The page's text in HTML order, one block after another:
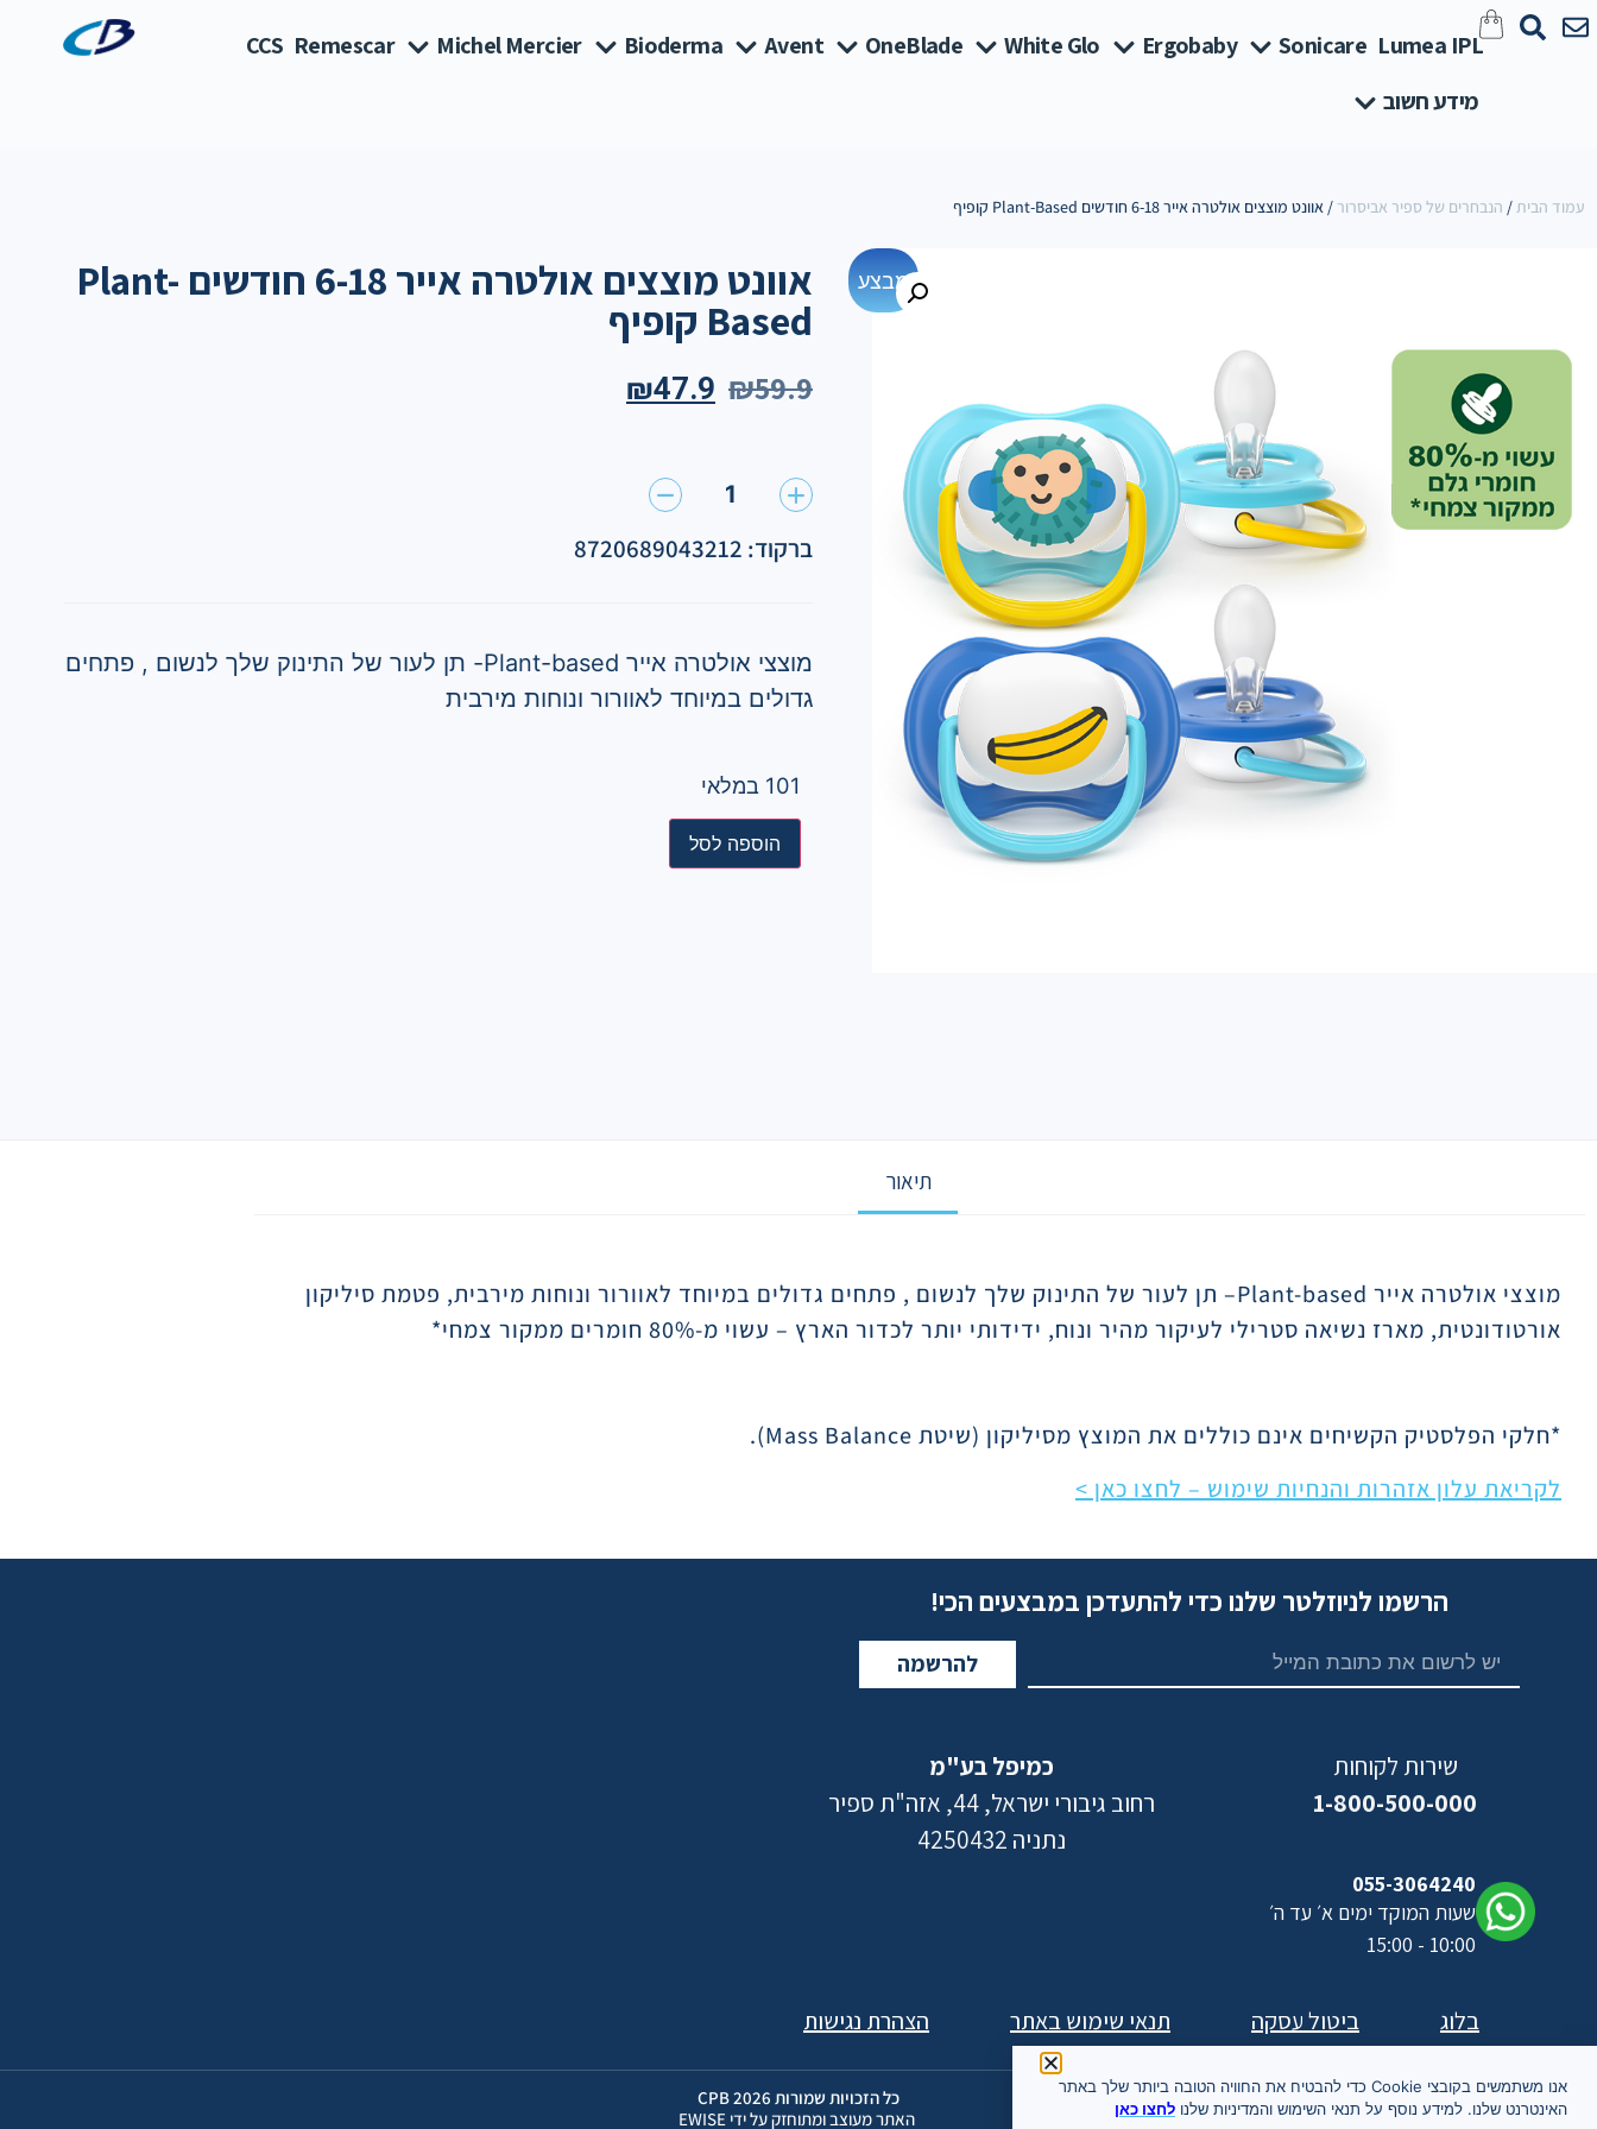
Lumea IPL
Sonicare
Ergobaby
White Glo
OneBlade
Avent
Bioderma
Michel Mercier
Remescar
CCS
מידע חשוב
עמוד הבית/ הנבחרים של ספיר אביסרור/ אוונט מוצצים אולטרה אייר 6-18 חודשים Plant-Based קופיף
מבצע אוונט מוצצים אולטרה אייר 6-18 חודשים Plant-
Based קופיף
₪59.9
₪47.9
1
ברקוד: 8720689043212
מוצצי אולטרה אייר Plant-based- תן לעור של התינוק שלך לנשום , פתחים
גדולים במיוחד לאוורור ונוחות מירבית
101 במלאי
הוספה לסל
תיאור
מוצצי אולטרה אייר Plant-based– תן לעור של התינוק שלך לנשום , פתחים גדולים במיוחד לאוורור ונוחות מירבית, פטמת סיליקון
אורטודונטית, מארז נשיאה סטרילי לעיקור מהיר ונוח, ידידותי יותר לכדור הארץ – עשוי מ-80% חומרים ממקור צמחי*
*חלקי הפלסטיק הקשיחים אינם כוללים את המוצץ מסיליקון (שיטת Mass Balance
).
לקריאת עלון אזהרות והנחיות שימוש – לחצו כאן >
הרשמו לניוזלטר שלנו כדי להתעדכן במבצעים הכי!
להרשמה
שירות לקוחות
1-800-500-000
055-3064240
שעות המוקד ימים א׳ עד ה׳
10:00 - 15:00
כמיפל בע"מ
רחוב גיבורי ישראל, 44, אזה"ת ספיר
נתניה 4250432
בלוג ביטול עסקה תנאי שימוש באתר הצהרת נגישות
כל הזכויות שמורות 2026 CPB
האתר מעוצב ומתוחזק על ידי EWISE
אנו משתמשים בקובצי Cookie כדי להבטיח את החוויה הטובה ביותר שלך באתר
האינטרנט שלנו. למידע נוסף על תנאי השימוש והמדיניות שלנו לחצו כאן